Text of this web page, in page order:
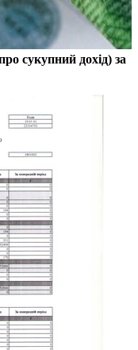
сукупний дохід) за